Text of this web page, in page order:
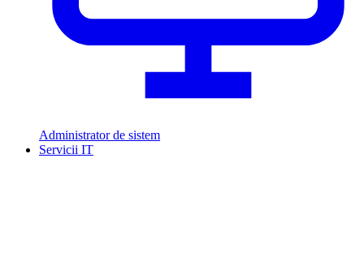
Administrator de sistem
Servicii IT